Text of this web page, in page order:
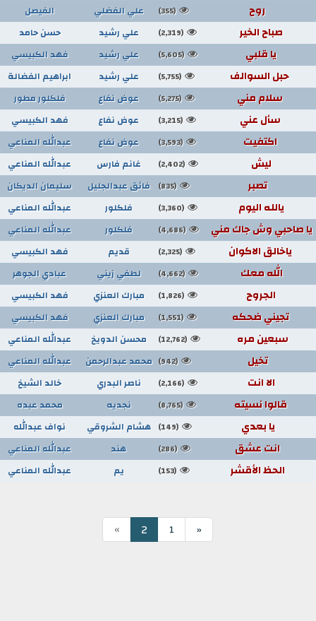
روح (355) علي الفضلي الفيصل
صباح الخير (2,319) علي رشيد حسن حامد
يا قلبي (5,605) علي رشيد فهد الكبيسي
حبل السوالف (5,755) علي رشيد ابراهيم الفضالة
سلام مني (5,275) عوض نفاع فلكلور مطور
سأل عني (3,215) عوض نفاع فهد الكبيسي
اكتفيت (3,593) عوض نفاع عبدالله المناعي
ليش (2,402) غانم فارس عبدالله المناعي
تصبر (835) فائق عبدالجليل سليمان الديكان
يالله اليوم (3,360) فلكلور عبدالله المناعي
يا صاحبي وش جاك مني (4,686) فلكلور عبدالله المناعي
ياخالق الاكوان (2,325) قديم فهد الكبيسي
الله معك (4,662) لطفي زيني عبادي الجوهر
الجروح (1,826) مبارك العنزي فهد الكبيسي
تجيني ضحكه (1,551) مبارك العنزي فهد الكبيسي
سبعين مره (12,762) محسن الدويخ عبدالله المناعي
تخيل (942) محمد عبدالرحمن عبدالله المناعي
الا انت (2,166) ناصر البدري خالد الشيخ
قالوا نسيته (8,765) نجديه محمد عبده
يا بعدي (149) هشام الشروقي نواف عبدالله
انت عشق (286) هند عبدالله المناعي
الحظ الأقشر (153) يم عبدالله المناعي
«
1
2
»